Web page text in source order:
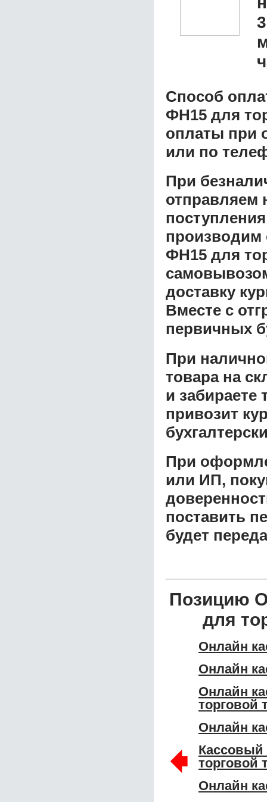
Способ
ФН15 для
оплаты при
или по
При
отправляем
производим
ФН15 для
доставку
Вместе с
первичных
При
товара на
и забираете
привозит
При
или ИП,
поставить
будет
Позицию
для
Онлайн
Онлайн
Онлайн
торговой
Онлайн
торговой
Онлайн
🠸